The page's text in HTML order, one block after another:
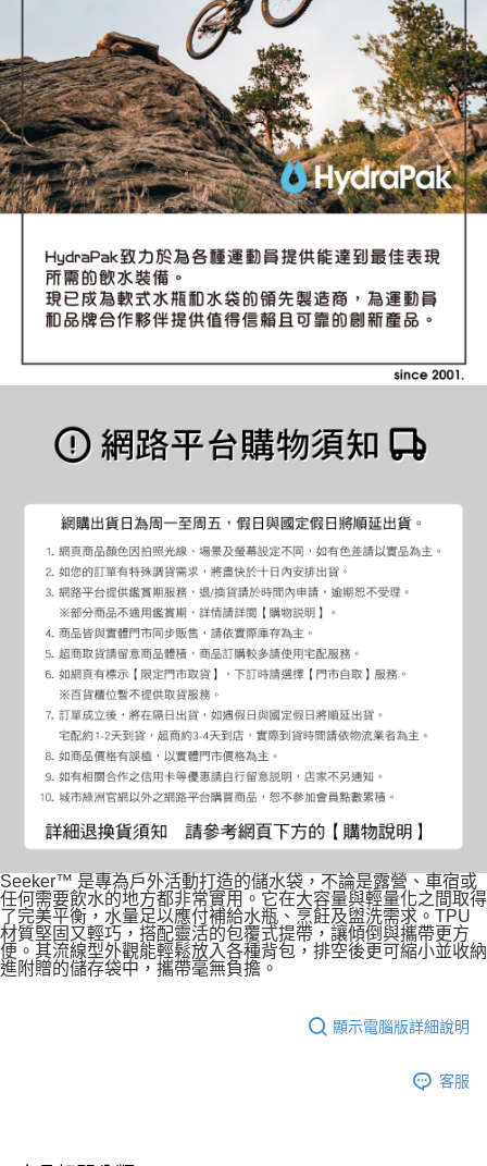
Seeker™ 是專為戶外活動打造的儲水袋，不論是露營、車宿或
任何需要飲水的地方都非常實用。它在大容量與輕量化之間取得
了完美平衡，水量足以應付補給水瓶、烹飪及盥洗需求。TPU
材質堅固又輕巧，搭配靈活的包覆式提帶，讓傾倒與攜帶更方
便。其流線型外觀能輕鬆放入各種背包，排空後更可縮小並收納
進附贈的儲存袋中，攜帶毫無負擔。
顯示電腦版詳細說明
客服